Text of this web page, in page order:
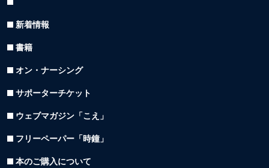
新着情報
書籍
オン・ナーシング
サポーターチケット
ウェブマガジン「こえ」
フリーペーパー「時鐘」
本のご購入について